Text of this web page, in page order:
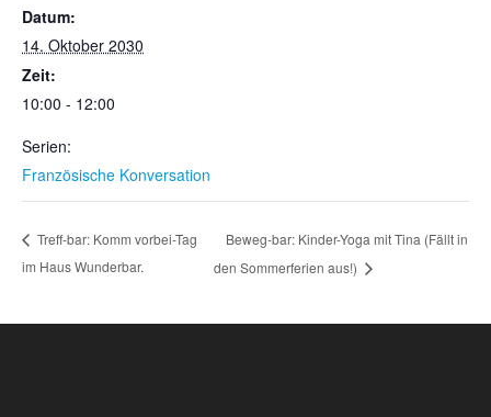
Datum:
14. Oktober 2030
Zeit:
10:00 - 12:00
Serien:
Französische Konversation
Treff-bar: Komm vorbei-Tag
im Haus Wunderbar.
Beweg-bar: Kinder-Yoga mit Tina (Fällt in
den Sommerferien aus!)